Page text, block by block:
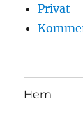
Privat
Hem